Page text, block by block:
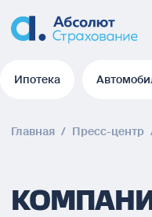
Ипотека
Главная / Пресс-центр